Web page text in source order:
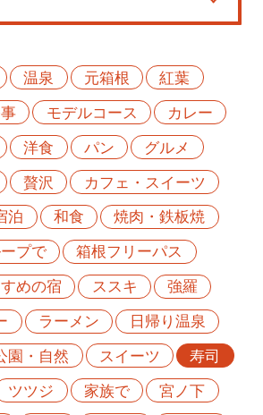
特集
温泉 元箱根
紅葉
モデルコース
カレー
洋食 パン
グルメ
贅沢
カフェ・スイーツ
泊 和食
焼肉・鉄板焼
プで
箱根フリーパス
めの宿
ススキ
強羅
ラーメン
日帰り温泉
園・自然 スイーツ
寿司
ツツジ 家族で
宮ノ下